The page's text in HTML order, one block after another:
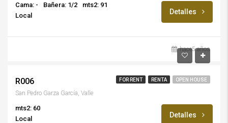
Cama: - Bañera: 1/2
mts2: 91
Local
Detalles
hace5 años
FOR RENT RENTA OPEN HOUSE
R006
San Pedro Garza García, Valle
mts2: 60
Local
Detalles